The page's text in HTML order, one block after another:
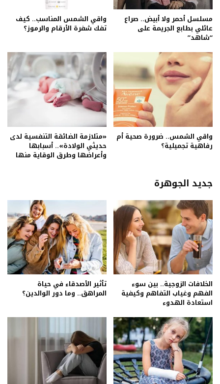
مسلسل أحمر ولا أبيض.. صراع
عائلي بطابع الجريمة على
“شاهد”
واقي الشمس المناسب.. كيف
تفك شفرة الأرقام والرموز؟
واقي الشمس.. ضرورة صحية أم
رفاهية تجميلية؟
«متلازمة الضائقة التنفسية لدى
حديثي الولادة».. أسبابها
وأعراضها وطرق الوقاية منها
جديد الجوهرة
الخلافات الزوجية.. بين سوء
الفهم وغياب التفاهم وكيفية
استعادة الهدوء
تأثير الأصدقاء في حياة
المراهق.. وما دور الوالدين؟